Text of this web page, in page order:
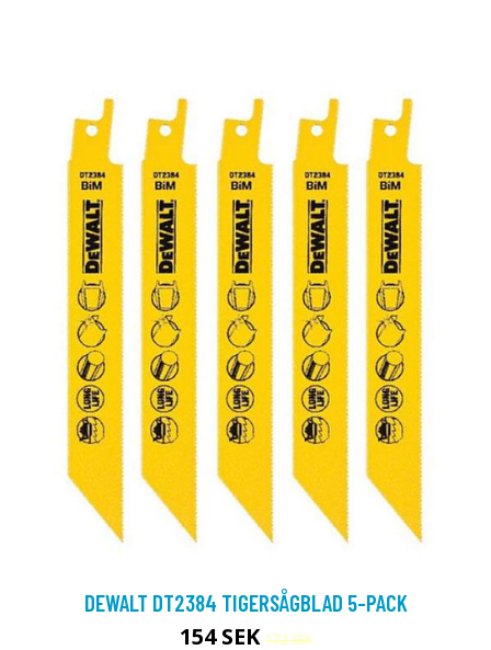
DEWALT DT2384 TIGERSÅGBLAD 5-PACK
154 SEK172 SEK